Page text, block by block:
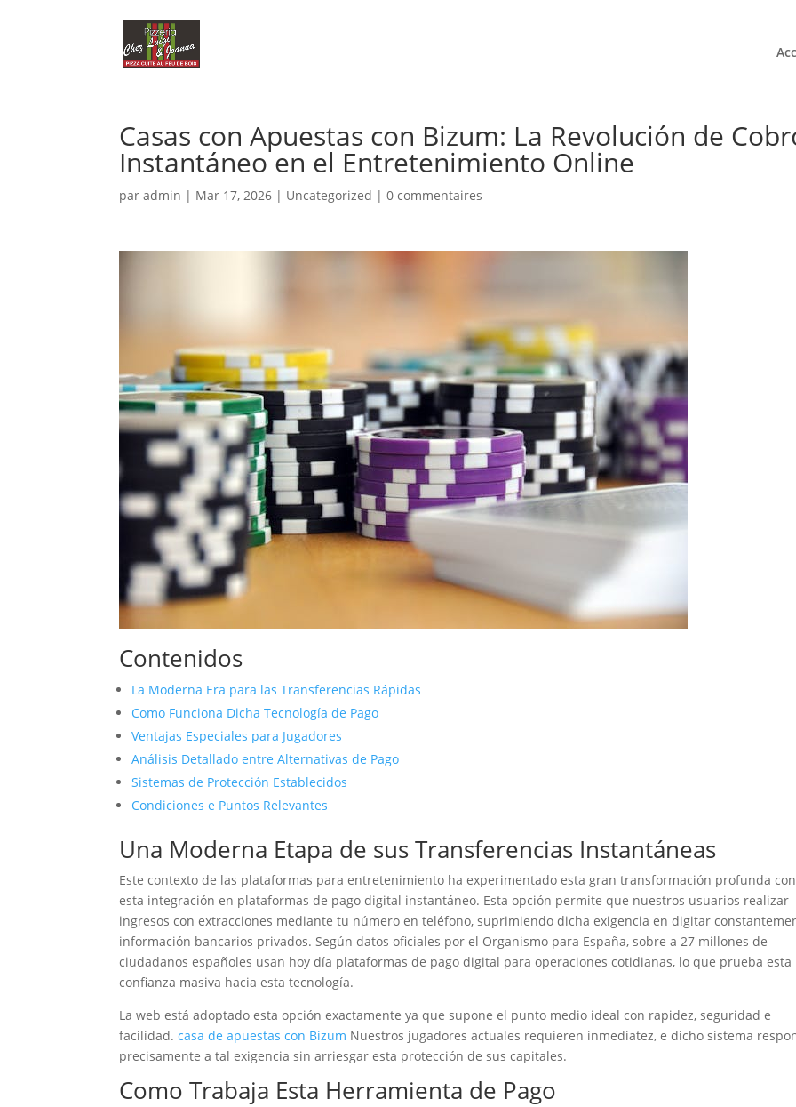
Casas con Apuestas con Bizum: La Revolución de
Instantáneo en el Entretenimiento Online
paradmin | Mar 17, 2026 | Uncategorized |0 commentaires
Contenidos
La Moderna Era para las Transferencias Rápidas
Como Funciona Dicha Tecnología de Pago
Ventajas Especiales para Jugadores
Análisis Detallado entre Alternativas de Pago
Sistemas de Protección Establecidos
Condiciones e Puntos Relevantes
Una Moderna Etapa de sus Transferencias Instantáneas
Este contexto de las plataformas para entretenimiento ha experimentado esta gran transformación profunda con
esta integración en plataformas de pago digital instantáneo. Esta opción permite que nuestros usuarios realizar
ingresos con extracciones mediante tu número en teléfono, suprimiendo dicha exigencia en digitar
información bancarios privados. Según datos oficiales por el Organismo para España, sobre a 27 millones de
ciudadanos españoles usan hoy día plataformas de pago digital para operaciones cotidianas, lo que prueba esta
confianza masiva hacia esta tecnología.
La web está adoptado esta opción exactamente ya que supone el punto medio ideal con rapidez, seguridad e
facilidad.casa de apuestas con Bizum Nuestros jugadores actuales requieren inmediatez, e dicho sistema
precisamente a tal exigencia sin arriesgar esta protección de sus capitales.
Como Trabaja Esta Herramienta de Pago